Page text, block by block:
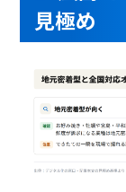
見極め